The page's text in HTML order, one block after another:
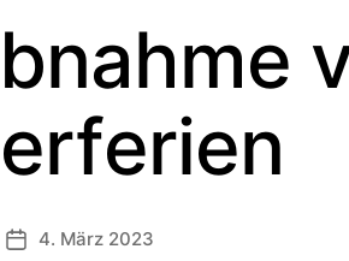
Veröffentlichungsdatum
4. März 2023